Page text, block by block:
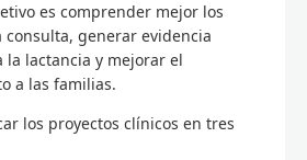
es comprender mejor los
consulta, generar evidencia
la lactancia y mejorar el
a las familias.
los proyectos clínicos en tres